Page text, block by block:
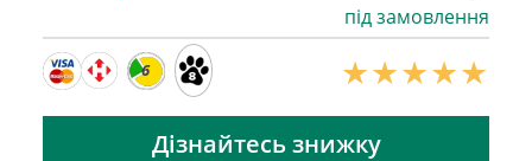
під замовлення
6
Дізнайтесь знижку